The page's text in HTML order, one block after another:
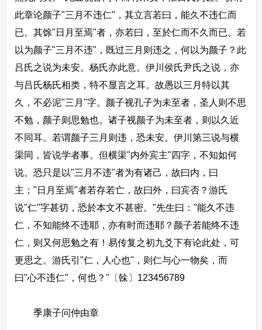
此章论颜子"三月不违仁"，其立言若曰，能久不违仁而
已。其馀"日月至焉"者，亦若曰，至於仁而不久而已。若
以为颜子"三月不违"，既过三月则违之，何以为颜子？此
吕氏之说为未安。杨氏亦此意。伊川侯氏尹氏之说，亦
与吕氏杨氏相类，特不显言之耳。故愚以三月特以其
久，不必泥"三月"字。颜子视孔子为未至者，圣人则不思
不勉，颜子则思勉也。诸子视颜子为未至者，则以久近
不同耳。若谓颜子三月则违，恐未安。伊川第三说与横
渠同，皆说学者事。但横渠"内外宾主"四字，不知如何
说。恐只是以"三月不违"者为有诸己，故曰内，曰
主；"日月至焉"者若存若亡，故曰外，曰宾否？游氏
说"仁"字甚切，恐於本文不甚密。"先生曰："能久不违
仁，不知能终不违耶，亦有时而违耶？颜子若能终不违
仁，则又何思勉之有！易传复之初九爻下有论此处，可
更思之。游氏引"仁，人心也"，则仁与心一物矣，而
曰"心不违仁"，何也？"〔榦〕123456789
季康子问仲由章